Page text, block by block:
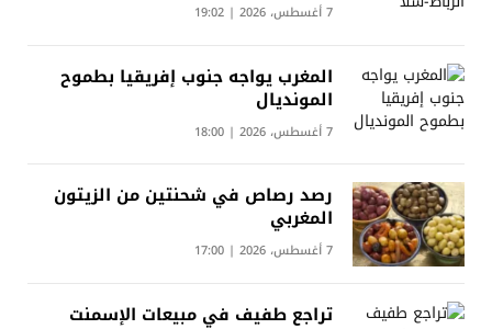
7 أغسطس، 2026 | 19:02
المغرب يواجه جنوب إفريقيا بطموح
المونديال
7 أغسطس، 2026 | 18:00
رصد رصاص في شحنتين من الزيتون
المغربي
7 أغسطس، 2026 | 17:00
تراجع طفيف في مبيعات الإسمنت